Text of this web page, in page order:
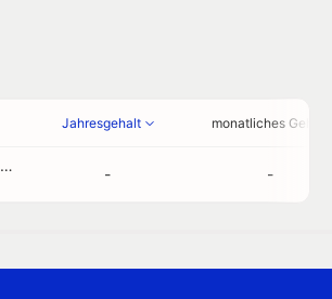
Jahresgehalt monatliches Gehalt
Álex Collado
- -